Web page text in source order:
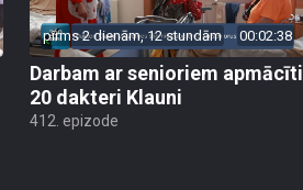
pirms 2 dienām, 12 stundām 00:02:38
Darbam ar senioriem apmācīti
20 dakteri Klauni
412. epizode